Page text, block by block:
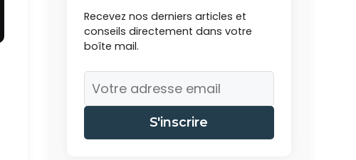
Recevez nos derniers articles et
conseils directement dans votre
boîte mail.
S'inscrire